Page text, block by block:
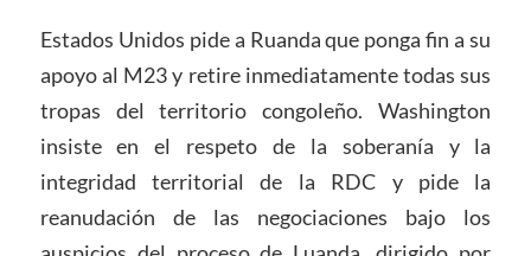
Estados Unidos pide a Ruanda que ponga fin a su
apoyo al M23 y retire inmediatamente todas sus
tropas del territorio congoleño. Washington
insiste en el respeto de la soberanía y la
integridad territorial de la RDC y pide la
reanudación de las negociaciones bajo los